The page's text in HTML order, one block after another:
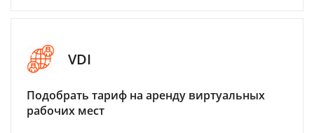
VDI
Подобрать тариф на аренду виртуальных
рабочих мест